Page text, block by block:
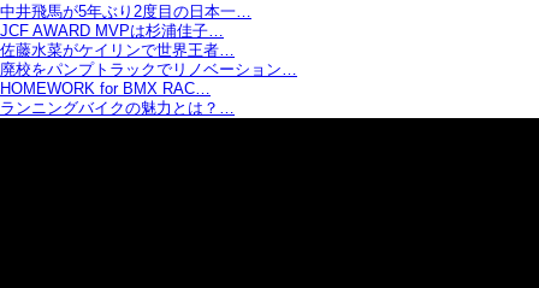
中井飛馬が5年ぶり2度目の日本一…
JCF AWARD MVPは杉浦佳子…
佐藤水菜がケイリンで世界王者…
廃校をパンプトラックでリノベーション…
HOMEWORK for BMX RAC…
ランニングバイクの魅力とは？…